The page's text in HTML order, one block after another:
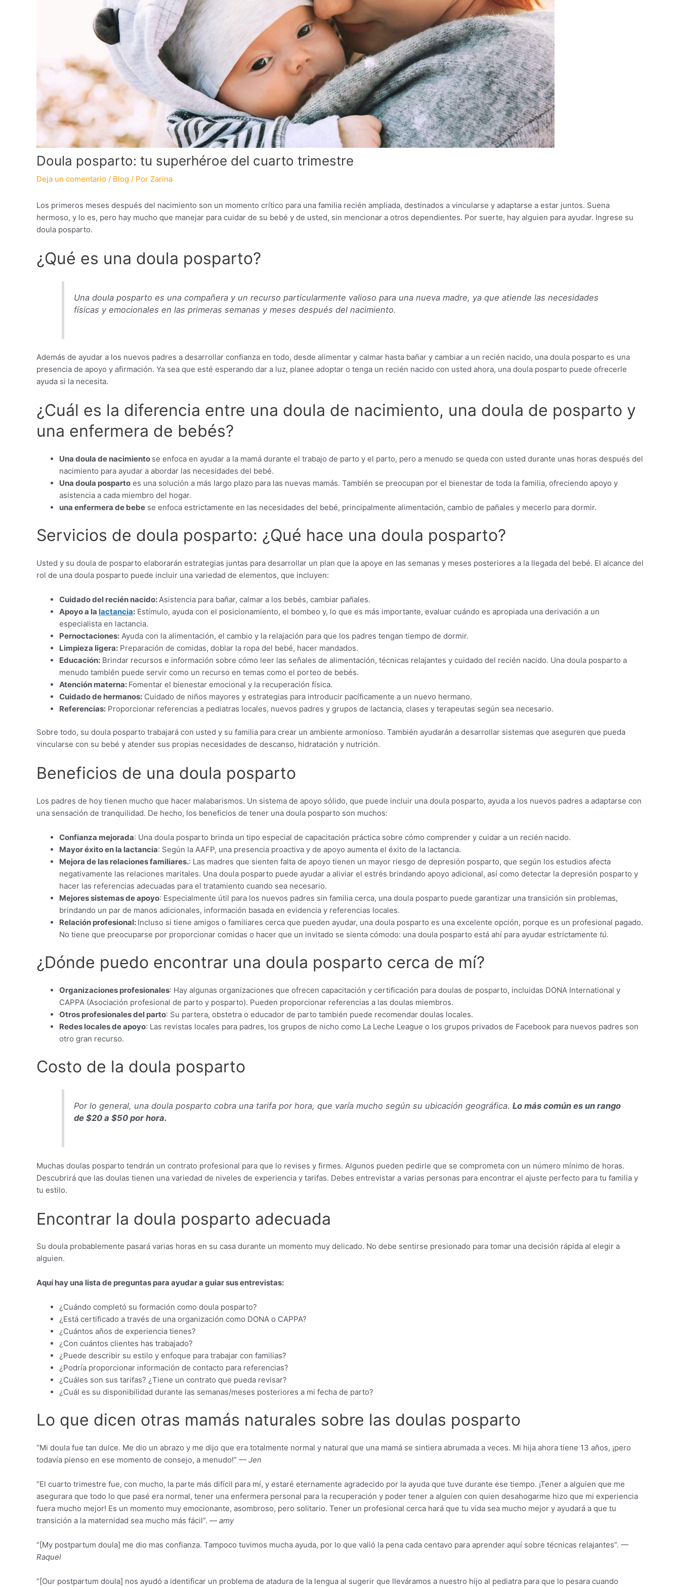
Doula posparto: tu superhéroe del cuarto trimestre
Deja un comentario / Blog / Por Zarina
Los primeros meses después del nacimiento son un momento crítico para una familia recién ampliada, destinados a vincularse y adaptarse a estar juntos. Suena
hermoso, y lo es, pero hay mucho que manejar para cuidar de su bebé y de usted, sin mencionar a otros dependientes. Por suerte, hay alguien para ayudar. Ingrese su
doula posparto.
¿Qué es una doula posparto?
Una doula posparto es una compañera y un recurso particularmente valioso para una nueva madre, ya que atiende las necesidades
físicas y emocionales en las primeras semanas y meses después del nacimiento.
Además de ayudar a los nuevos padres a desarrollar confianza en todo, desde alimentar y calmar hasta bañar y cambiar a un recién nacido, una doula posparto es una
presencia de apoyo y afirmación. Ya sea que esté esperando dar a luz, planee adoptar o tenga un recién nacido con usted ahora, una doula posparto puede ofrecerle
ayuda si la necesita.
¿Cuál es la diferencia entre una doula de nacimiento, una doula de posparto y
una enfermera de bebés?
Una doula de nacimiento se enfoca en ayudar a la mamá durante el trabajo de parto y el parto, pero a menudo se queda con usted durante unas horas después del
nacimiento para ayudar a abordar las necesidades del bebé.
Una doula posparto es una solución a más largo plazo para las nuevas mamás. También se preocupan por el bienestar de toda la familia, ofreciendo apoyo y
asistencia a cada miembro del hogar.
una enfermera de bebe se enfoca estrictamente en las necesidades del bebé, principalmente alimentación, cambio de pañales y mecerlo para dormir.
Servicios de doula posparto: ¿Qué hace una doula posparto?
Usted y su doula de posparto elaborarán estrategias juntas para desarrollar un plan que la apoye en las semanas y meses posteriores a la llegada del bebé. El alcance del
rol de una doula posparto puede incluir una variedad de elementos, que incluyen:
Cuidado del recién nacido: Asistencia para bañar, calmar a los bebés, cambiar pañales.
Apoyo a la lactancia: Estímulo, ayuda con el posicionamiento, el bombeo y, lo que es más importante, evaluar cuándo es apropiada una derivación a un
especialista en lactancia.
Pernoctaciones: Ayuda con la alimentación, el cambio y la relajación para que los padres tengan tiempo de dormir.
Limpieza ligera: Preparación de comidas, doblar la ropa del bebé, hacer mandados.
Educación: Brindar recursos e información sobre cómo leer las señales de alimentación, técnicas relajantes y cuidado del recién nacido. Una doula posparto a
menudo también puede servir como un recurso en temas como el porteo de bebés.
Atención materna: Fomentar el bienestar emocional y la recuperación física.
Cuidado de hermanos: Cuidado de niños mayores y estrategias para introducir pacíficamente a un nuevo hermano.
Referencias: Proporcionar referencias a pediatras locales, nuevos padres y grupos de lactancia, clases y terapeutas según sea necesario.
Sobre todo, su doula posparto trabajará con usted y su familia para crear un ambiente armonioso. También ayudarán a desarrollar sistemas que aseguren que pueda
vincularse con su bebé y atender sus propias necesidades de descanso, hidratación y nutrición.
Beneficios de una doula posparto
Los padres de hoy tienen mucho que hacer malabarismos. Un sistema de apoyo sólido, que puede incluir una doula posparto, ayuda a los nuevos padres a adaptarse con
una sensación de tranquilidad. De hecho, los beneficios de tener una doula posparto son muchos:
Confianza mejorada: Una doula posparto brinda un tipo especial de capacitación práctica sobre cómo comprender y cuidar a un recién nacido.
Mayor éxito en la lactancia: Según la AAFP, una presencia proactiva y de apoyo aumenta el éxito de la lactancia.
Mejora de las relaciones familiares.: Las madres que sienten falta de apoyo tienen un mayor riesgo de depresión posparto, que según los estudios afecta
negativamente las relaciones maritales. Una doula posparto puede ayudar a aliviar el estrés brindando apoyo adicional, así como detectar la depresión posparto y
hacer las referencias adecuadas para el tratamiento cuando sea necesario.
Mejores sistemas de apoyo: Especialmente útil para los nuevos padres sin familia cerca, una doula posparto puede garantizar una transición sin problemas,
brindando un par de manos adicionales, información basada en evidencia y referencias locales.
Relación profesional: Incluso si tiene amigos o familiares cerca que pueden ayudar, una doula posparto es una excelente opción, porque es un profesional pagado.
No tiene que preocuparse por proporcionar comidas o hacer que un invitado se sienta cómodo: una doula posparto está ahí para ayudar estrictamente tú.
¿Dónde puedo encontrar una doula posparto cerca de mí?
Organizaciones profesionales: Hay algunas organizaciones que ofrecen capacitación y certificación para doulas de posparto, incluidas DONA International y
CAPPA (Asociación profesional de parto y posparto). Pueden proporcionar referencias a las doulas miembros.
Otros profesionales del parto: Su partera, obstetra o educador de parto también puede recomendar doulas locales.
Redes locales de apoyo: Las revistas locales para padres, los grupos de nicho como La Leche League o los grupos privados de Facebook para nuevos padres son
otro gran recurso.
Costo de la doula posparto
Por lo general, una doula posparto cobra una tarifa por hora, que varía mucho según su ubicación geográfica.Lo más común es un rango
de $20 a $50 por hora.
Muchas doulas posparto tendrán un contrato profesional para que lo revises y firmes. Algunos pueden pedirle que se comprometa con un número mínimo de horas.
Descubrirá que las doulas tienen una variedad de niveles de experiencia y tarifas. Debes entrevistar a varias personas para encontrar el ajuste perfecto para tu familia y
tu estilo.
Encontrar la doula posparto adecuada
Su doula probablemente pasará varias horas en su casa durante un momento muy delicado. No debe sentirse presionado para tomar una decisión rápida al elegir a
alguien.
Aquí hay una lista de preguntas para ayudar a guiar sus entrevistas:
¿Cuándo completó su formación como doula posparto?
¿Está certificado a través de una organización como DONA o CAPPA?
¿Cuántos años de experiencia tienes?
¿Con cuántos clientes has trabajado?
¿Puede describir su estilo y enfoque para trabajar con familias?
¿Podría proporcionar información de contacto para referencias?
¿Cuáles son sus tarifas? ¿Tiene un contrato que pueda revisar?
¿Cuál es su disponibilidad durante las semanas/meses posteriores a mi fecha de parto?
Lo que dicen otras mamás naturales sobre las doulas posparto
“Mi doula fue tan dulce. Me dio un abrazo y me dijo que era totalmente normal y natural que una mamá se sintiera abrumada a veces. Mi hija ahora tiene 13 años, ¡pero
todavía pienso en ese momento de consejo, a menudo!” — Jen
“El cuarto trimestre fue, con mucho, la parte más difícil para mí, y estaré eternamente agradecido por la ayuda que tuve durante ese tiempo. ¡Tener a alguien que me
asegurara que todo lo que pasé era normal, tener una enfermera personal para la recuperación y poder tener a alguien con quien desahogarme hizo que mi experiencia
fuera mucho mejor! Es un momento muy emocionante, asombroso, pero solitario. Tener un profesional cerca hará que tu vida sea mucho mejor y ayudará a que tu
transición a la maternidad sea mucho más fácil”. — amy
“[My postpartum doula] me dio mas confianza. Tampoco tuvimos mucha ayuda, por lo que valió la pena cada centavo para aprender aquí sobre técnicas relajantes”. —
Raquel
“[Our postpartum doula] nos ayudó a identificar un problema de atadura de la lengua al sugerir que lleváramos a nuestro hijo al pediatra para que lo pesara cuando